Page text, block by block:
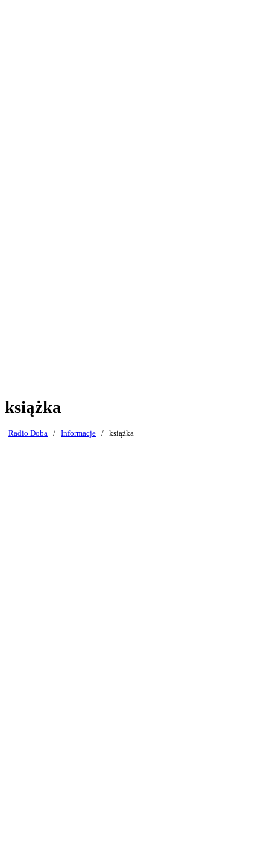
książka
Radio Doba / Informacje / książka